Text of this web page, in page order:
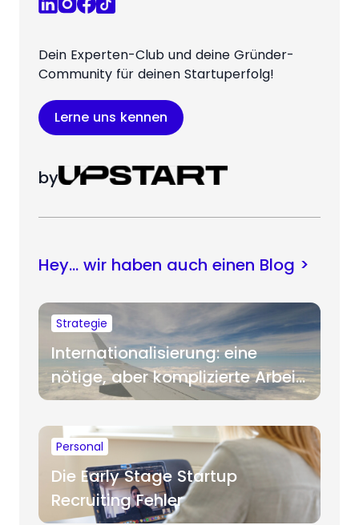
Dein Experten-Club und deine Gründer-
Community für deinen Startuperfolg!
Lerne uns kennen
by
Hey… wir haben auch einen Blog >
Strategie
Internationalisierung: eine
nötige, aber komplizierte Arbeit
für Startups
Personal
Die Early Stage Startup
Recruiting Fehler